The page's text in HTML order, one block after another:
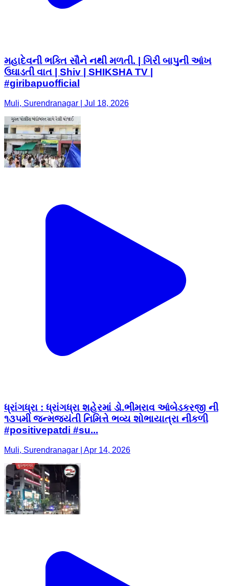
મહાદેવની ભક્તિ સૌને નથી મળતી. | ગિરી બાપુની આંખ
ઉઘાડતી વાત | Shiv | SHIKSHA TV |
#giribapuofficial
Muli, Surendranagar | Jul 18, 2026
ધ્રાંગધ્રા : ધ્રાંગધ્રા શહેરમાં ડો.ભીમરાવ આંબેડકરજી ની
૧૩૫મી જન્મજયંતી નિમિત્તે ભવ્ય શોભાયાત્રા નીકળી
#positivepatdi #su...
Muli, Surendranagar | Apr 14, 2026